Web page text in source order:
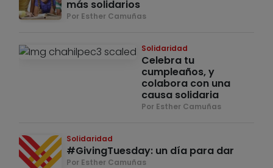
más solidarios
Por Esther Camuñas
Solidaridad
Celebra tu
cumpleaños, y
colabora con una
causa solidaria
Por Esther Camuñas
Solidaridad
#GivingTuesday: un día para dar
Por Esther Camuñas